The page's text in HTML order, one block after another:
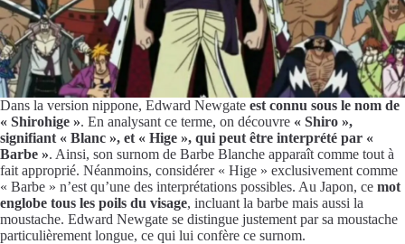
Dans la version nippone, Edward Newgate est connu sous le nom de
« Shirohige ». En analysant ce terme, on découvre « Shiro »,
signifiant « Blanc », et « Hige », qui peut être interprété par «
Barbe ». Ainsi, son surnom de Barbe Blanche apparaît comme tout à
fait approprié. Néanmoins, considérer « Hige » exclusivement comme
« Barbe » n’est qu’une des interprétations possibles. Au Japon, ce mot
englobe tous les poils du visage, incluant la barbe mais aussi la
moustache. Edward Newgate se distingue justement par sa moustache
particulièrement longue, ce qui lui confère ce surnom.